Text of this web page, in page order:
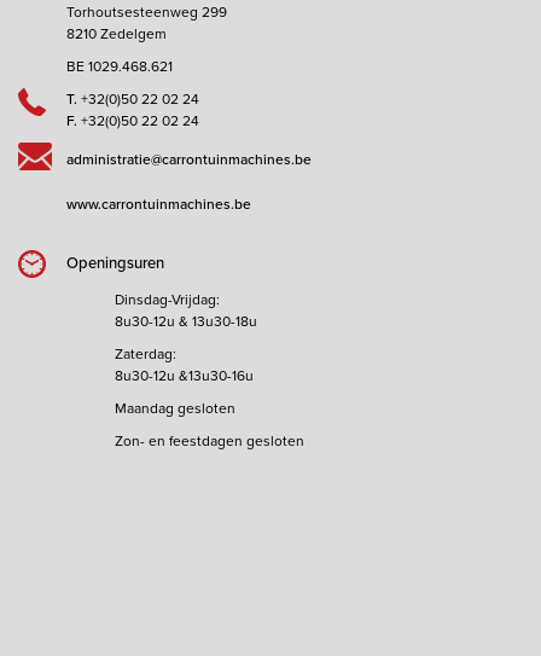
Torhoutsesteenweg 299
8210 Zedelgem
BE 1029.468.621
T. +32(0)50 22 02 24
F. +32(0)50 22 02 24
administratie@carrontuinmachines.be
www.carrontuinmachines.be
Openingsuren
Dinsdag-Vrijdag:
8u30-12u & 13u30-18u
Zaterdag:
8u30-12u &13u30-16u
Maandag gesloten
Zon- en feestdagen gesloten